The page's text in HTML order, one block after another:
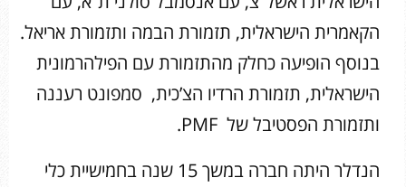
הקאמרית הישראלית, תזמורת הבמה ותזמורת אריאל.
בנוסף הופיעה כחלק מהתזמורת עם הפילהרמונית
הישראלית, תזמורת הרדיו הצ’כית, סמפונט רעננה
ותזמורת הפסטיבל של PMF.
הנדלר היתה חברה במשך 15 שנה בחמישיית כלי